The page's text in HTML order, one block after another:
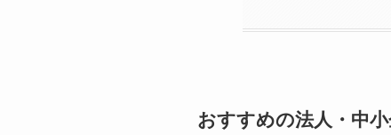
おすすめの法人・中